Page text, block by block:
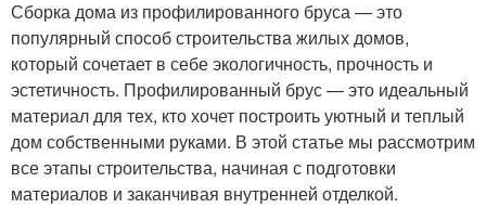
Сборка дома из профилированного бруса — это
популярный способ строительства жилых домов,
который сочетает в себе экологичность, прочность и
эстетичность. Профилированный брус — это идеальный
материал для тех, кто хочет построить уютный и теплый
дом собственными руками. В этой статье мы рассмотрим
все этапы строительства, начиная с подготовки
материалов и заканчивая внутренней отделкой.